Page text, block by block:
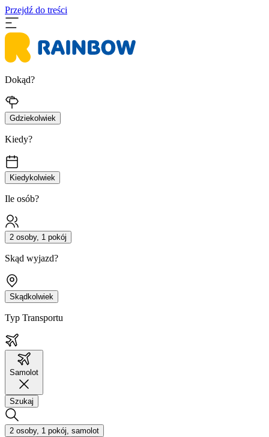
Przejdź do treści
Dokąd?
Gdziekolwiek
Kiedy?
Kiedykolwiek
Ile osób?
2 osoby, 1 pokój
Skąd wyjazd?
Skądkolwiek
Typ Transportu
Samolot
Szukaj
2 osoby, 1 pokój, samolot